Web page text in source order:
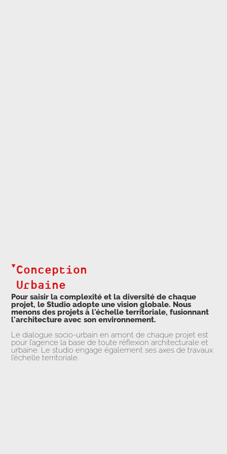
Conception
Urbaine
Pour saisir la complexité et la diversité de chaque
projet, le Studio adopte une vision globale. Nous
menons des projets à l'échelle territoriale, fusionnant
l'architecture avec son environnement.
Le dialogue socio-urbain en amont de chaque projet est
pour l’agence la base de toute réflexion architecturale et
urbaine. Le studio engage également ses axes de travaux
l’échelle territoriale.